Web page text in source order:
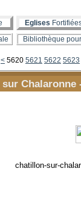
Eglises
Bibliothèque
< 5600
5610
5620 5621 5622 5623